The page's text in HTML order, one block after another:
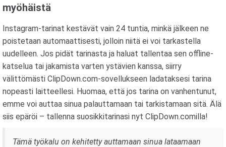
myöhäistä
Instagram-tarinat kestävät vain 24 tuntia, minkä jälkeen ne
poistetaan automaattisesti, jolloin niitä ei voi tarkastella
uudelleen. Jos pidät tarinasta ja haluat tallentaa sen offline-
katselua tai jakamista varten ystävien kanssa, siirry
välittömästi ClipDown.com-sovellukseen ladataksesi tarina
nopeasti laitteellesi. Huomaa, että jos tarina on vanhentunut,
emme voi auttaa sinua palauttamaan tai tarkistamaan sitä. Älä
siis epäröi – tallenna suosikkitarinasi nyt ClipDown.comilla!
Tämä työkalu on kehitetty auttamaan sinua lataamaan